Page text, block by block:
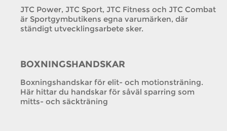
JTC Power, JTC Sport, JTC Fitness och JTC Combat
är Sportgymbutikens egna varumärken, där
ständigt utvecklingsarbete sker.
BOXNINGSHANDSKAR
Boxningshandskar för elit- och motionsträning.
Här hittar du handskar för såväl sparring som
mitts- och säckträning